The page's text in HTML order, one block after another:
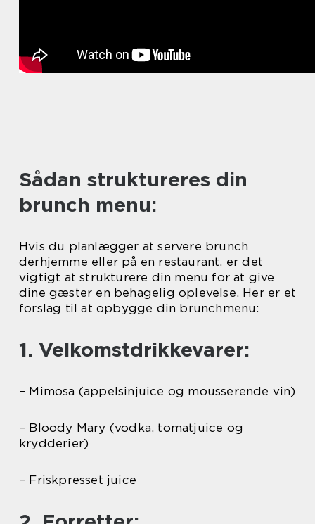
Sådan struktureres din
brunch menu:
Hvis du planlægger at servere brunch
derhjemme eller på en restaurant, er det
vigtigt at strukturere din menu for at give
dine gæster en behagelig oplevelse. Her er et
forslag til at opbygge din brunchmenu:
1. Velkomstdrikkevarer:
– Mimosa (appelsinjuice og mousserende vin)
– Bloody Mary (vodka, tomatjuice og
krydderier)
– Friskpresset juice